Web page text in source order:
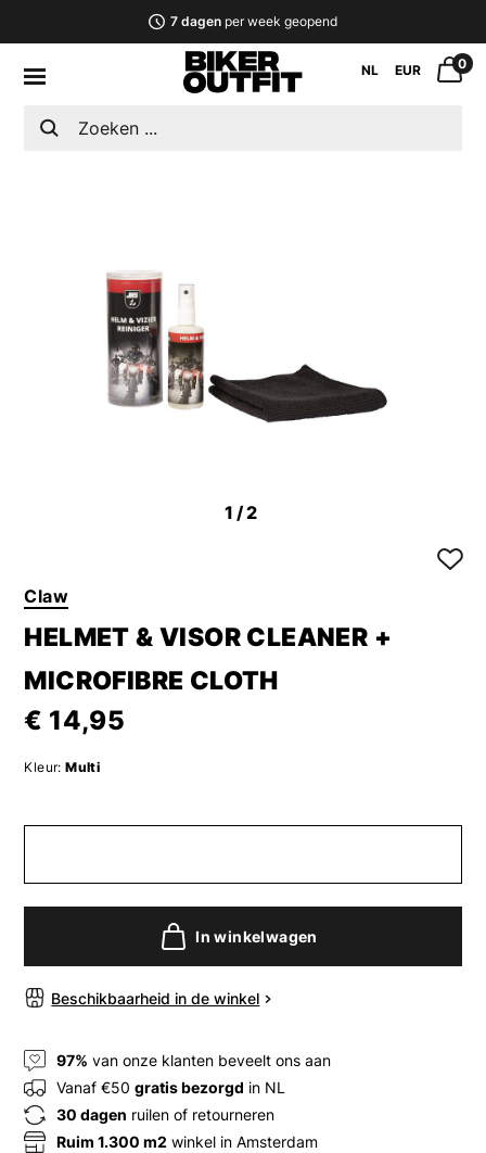
7 dagenper week geopend
NL EUR 0
1/2
Claw
HELMET & VISOR CLEANER +
MICROFIBRE CLOTH
€ 14,95
Kleur: Multi
In winkelwagen
Beschikbaarheid in de winkel
97% van onze klanten beveelt ons aan
Vanaf €50gratis bezorgd in NL
30 dagen ruilen of retourneren
Ruim 1.300 m2 winkel in Amsterdam